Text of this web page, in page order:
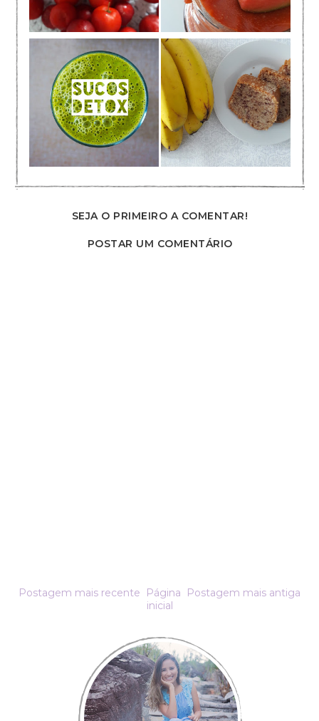
SEJA O PRIMEIRO A COMENTAR!
POSTAR UM COMENTÁRIO
Postagem mais recente Postagem mais antiga
Página
inicial